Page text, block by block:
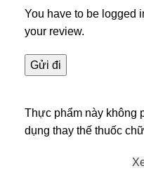
You have to be logged
your review.
Thực phẩm này không
dụng thay thế thuốc